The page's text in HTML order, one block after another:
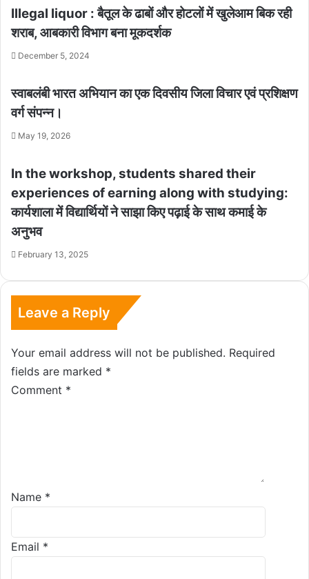
Illegal liquor : बैतूल के ढाबों और होटलों में खुलेआम बिक रही
शराब, आबकारी विभाग बना मूकदर्शक
December 5, 2024
स्वाबलंबी भारत अभियान का एक दिवसीय जिला विचार एवं प्रशिक्षण
वर्ग संपन्न।
May 19, 2026
In the workshop, students shared their
experiences of earning along with studying:
कार्यशाला में विद्यार्थियों ने साझा किए पढ़ाई के साथ कमाई के
अनुभव
February 13, 2025
Leave a Reply
Your email address will not be published. Required
fields are marked *
Comment *
Name *
Email *